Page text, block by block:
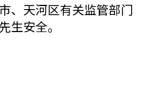
、天河区有关监管部门
生安全。